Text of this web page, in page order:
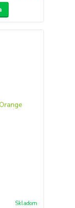
Skladom